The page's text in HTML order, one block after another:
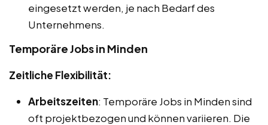
eingesetzt werden, je nach Bedarf des
Unternehmens.
Temporäre Jobs in Minden
Zeitliche Flexibilität:
Arbeitszeiten: Temporäre Jobs in Minden sind
oft projektbezogen und können variieren. Die